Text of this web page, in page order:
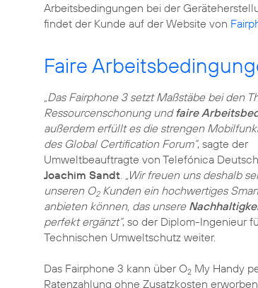
Arbeitsbedingungen bei der
findet der Kunde auf der Website von
Faire
„Das Fairphone 3 setzt Maßstäbe bei den
Ressourcenschonung undfaire
außerdem erfüllt es die strengen
des Global Certification Forum“, sagte der
Umweltbeauftragte von Telefónica
Joachim Sandt. „Wir freuen uns deshalb
unseren O2Kunden ein hochwertiges
anbieten können, das unsere
perfekt ergänzt“, so der Diplom-Ingenieur
Technischen Umweltschutz weiter.
Das Fairphone 3 kann über O2 My Handy
Ratenzahlung ohne Zusatzkosten